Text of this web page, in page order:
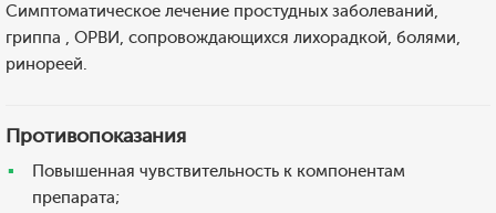
Симптоматическое лечение простудных заболеваний,
гриппа , ОРВИ, сопровождающихся лихорадкой, болями,
ринореей.
Противопоказания
Повышенная чувствительность к компонентам
препарата;